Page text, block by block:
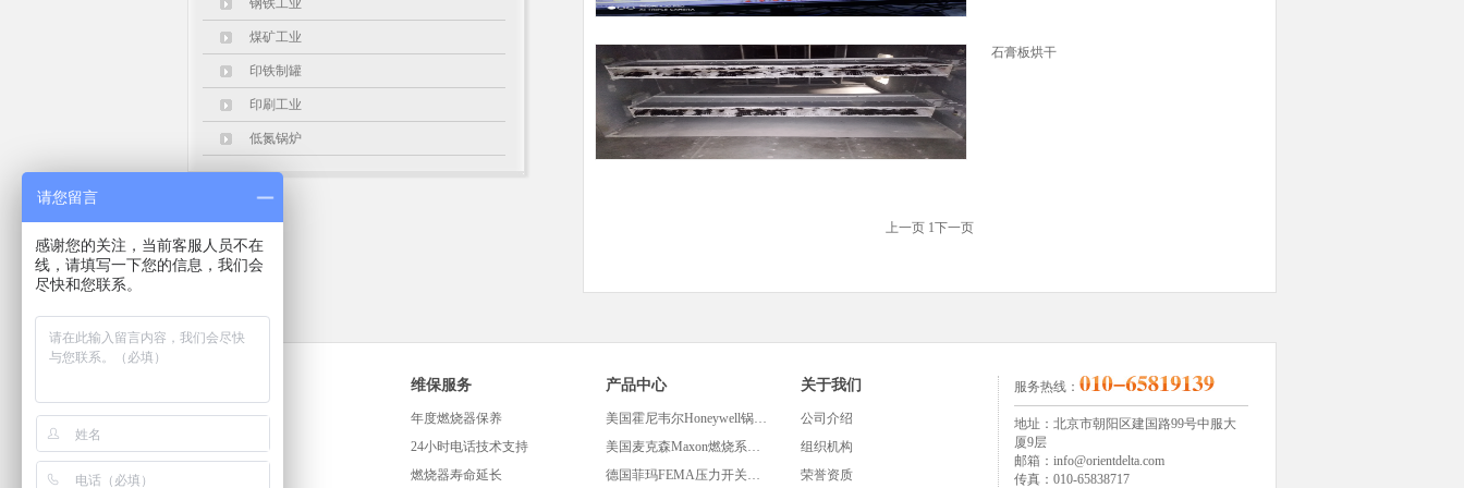
钢铁工业
煤矿工业
印铁制罐
印刷工业
低氮锅炉
石膏板烘干
上一页 1下一页
汽车行业
维保服务
年度燃烧器保养
24小时电话技术支持
燃烧器寿命延长
产品中心
美国霍尼韦尔Honeywell锅炉及燃烧控制产品
美国麦克森Maxon燃烧系统及设备
德国菲玛FEMA压力开关及相关设备
关于我们
公司介绍
组织机构
荣誉资质
服务热线：
地址：北京市朝阳区建国路99号中服大
厦9层
邮箱：info@orientdelta.com
传真：010-65838717
请您留言
感谢您的关注，当前客服人员不在
线，请填写一下您的信息，我们会
尽快和您联系。